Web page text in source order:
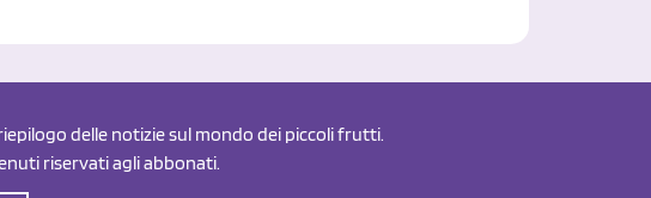
delle notizie sul mondo dei piccoli frutti.
riservati agli abbonati.